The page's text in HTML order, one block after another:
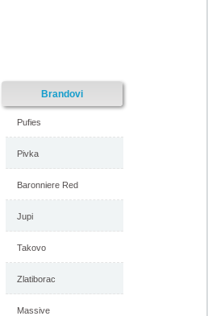
Brandovi
Pufies
Pivka
Baronniere Red
Jupi
Takovo
Zlatiborac
Massive